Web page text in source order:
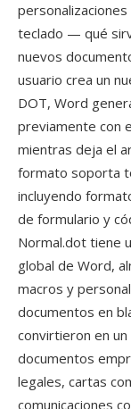
teclado — qué
nuevos
usuario crea un
DOT, Word
previamente con
mientras deja el
formato soporta
incluyendo
de formulario y
Normal.dot tiene
global de Word,
macros y
documentos en
convirtieron en
documentos
legales, cartas
comunicaciones